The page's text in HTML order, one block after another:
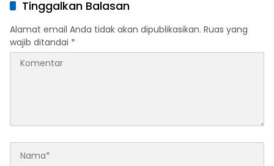
Tinggalkan Balasan
Alamat email Anda tidak akan dipublikasikan. Ruas yang
wajib ditandai *